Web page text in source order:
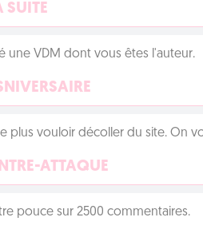
SUITE
une VDM dont vous êtes l'auteur.
plus vouloir décoller du site. On
ATTAQUE
pouce sur 2500 commentaires.